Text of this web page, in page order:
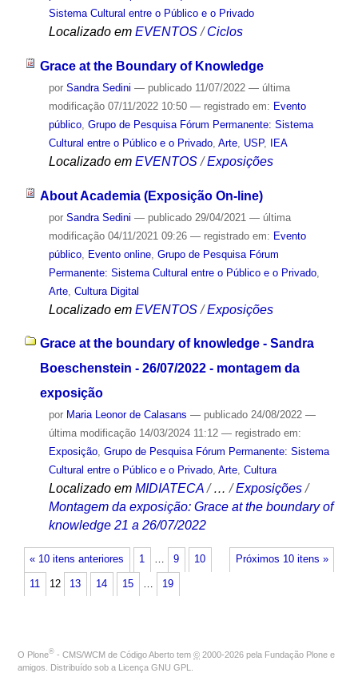
Sistema Cultural entre o Público e o Privado
Localizado em EVENTOS /Ciclos
Grace at the Boundary of Knowledge
por Sandra Sedini — publicado11/07/2022 — última
modificação07/11/2022 10:50 — registrado em: Evento
público, Grupo de Pesquisa Fórum Permanente: Sistema
Cultural entre o Público e o Privado, Arte, USP, IEA
Localizado em EVENTOS /Exposições
About Academia (Exposição On-line)
por Sandra Sedini — publicado29/04/2021 — última
modificação04/11/2021 09:26 — registrado em: Evento
público, Evento online, Grupo de Pesquisa Fórum
Permanente: Sistema Cultural entre o Público e o Privado,
Arte, Cultura Digital
Localizado em EVENTOS /Exposições
Grace at the boundary of knowledge - Sandra
Boeschenstein - 26/07/2022 - montagem da
exposição
por Maria Leonor de Calasans — publicado24/08/2022 —
última modificação14/03/2024 11:12 — registrado em:
Exposição, Grupo de Pesquisa Fórum Permanente: Sistema
Cultural entre o Público e o Privado, Arte, Cultura
Localizado em MIDIATECA /…/Exposições /
Montagem da exposição: Grace at the boundary of
knowledge 21 a 26/07/2022
« 10 itens anteriores Próximos 10 itens »
1 … 9 10
11 12 13 14 15 … 19
O Plone® - CMS/WCM de Código Aberto tem © 2000-2026 pela Fundação Plone e
amigos. Distribuído sob a Licença GNU GPL